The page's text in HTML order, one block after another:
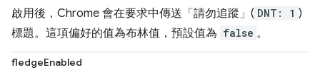
啟用後，Chrome 會在要求中傳送「請勿追蹤」( DNT: 1 )
標題。這項偏好的值為布林值，預設值為 false 。
fledgeEnabled